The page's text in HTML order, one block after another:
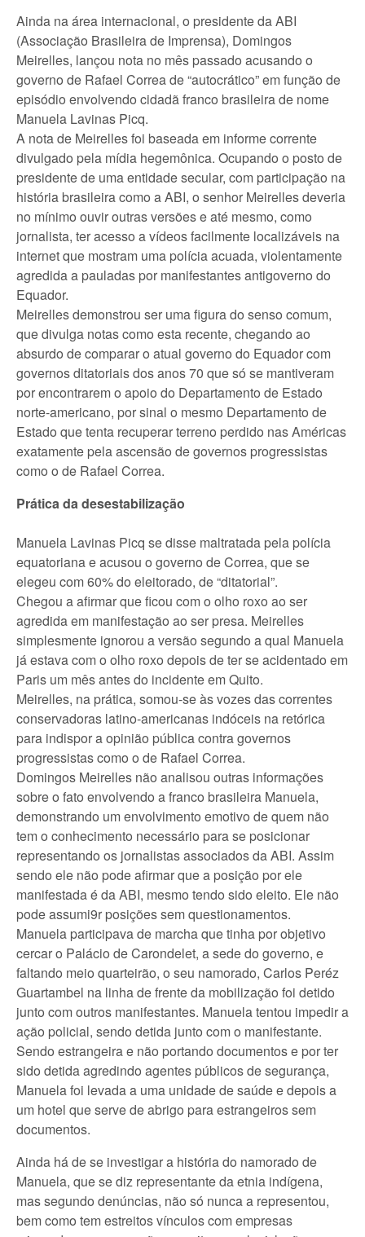
Ainda na área internacional, o presidente da ABI
(Associação Brasileira de Imprensa), Domingos
Meirelles, lançou nota no mês passado acusando o
governo de Rafael Correa de “autocrático” em função de
episódio envolvendo cidadã franco brasileira de nome
Manuela Lavinas Picq.
A nota de Meirelles foi baseada em informe corrente
divulgado pela mídia hegemônica. Ocupando o posto de
presidente de uma entidade secular, com participação na
história brasileira como a ABI, o senhor Meirelles deveria
no mínimo ouvir outras versões e até mesmo, como
jornalista, ter acesso a vídeos facilmente localizáveis na
internet que mostram uma polícia acuada, violentamente
agredida a pauladas por manifestantes antigoverno do
Equador.
Meirelles demonstrou ser uma figura do senso comum,
que divulga notas como esta recente, chegando ao
absurdo de comparar o atual governo do Equador com
governos ditatoriais dos anos 70 que só se mantiveram
por encontrarem o apoio do Departamento de Estado
norte-americano, por sinal o mesmo Departamento de
Estado que tenta recuperar terreno perdido nas Américas
exatamente pela ascensão de governos progressistas
como o de Rafael Correa.
Prática da desestabilização
Manuela Lavinas Picq se disse maltratada pela polícia
equatoriana e acusou o governo de Correa, que se
elegeu com 60% do eleitorado, de “ditatorial”.
Chegou a afirmar que ficou com o olho roxo ao ser
agredida em manifestação ao ser presa. Meirelles
simplesmente ignorou a versão segundo a qual Manuela
já estava com o olho roxo depois de ter se acidentado em
Paris um mês antes do incidente em Quito.
Meirelles, na prática, somou-se às vozes das correntes
conservadoras latino-americanas indóceis na retórica
para indispor a opinião pública contra governos
progressistas como o de Rafael Correa.
Domingos Meirelles não analisou outras informações
sobre o fato envolvendo a franco brasileira Manuela,
demonstrando um envolvimento emotivo de quem não
tem o conhecimento necessário para se posicionar
representando os jornalistas associados da ABI. Assim
sendo ele não pode afirmar que a posição por ele
manifestada é da ABI, mesmo tendo sido eleito. Ele não
pode assumi9r posições sem questionamentos.
Manuela participava de marcha que tinha por objetivo
cercar o Palácio de Carondelet, a sede do governo, e
faltando meio quarteirão, o seu namorado, Carlos Peréz
Guartambel na linha de frente da mobilização foi detido
junto com outros manifestantes. Manuela tentou impedir a
ação policial, sendo detida junto com o manifestante.
Sendo estrangeira e não portando documentos e por ter
sido detida agredindo agentes públicos de segurança,
Manuela foi levada a uma unidade de saúde e depois a
um hotel que serve de abrigo para estrangeiros sem
documentos.
Ainda há de se investigar a história do namorado de
Manuela, que se diz representante da etnia indígena,
mas segundo denúncias, não só nunca a representou,
bem como tem estreitos vínculos com empresas